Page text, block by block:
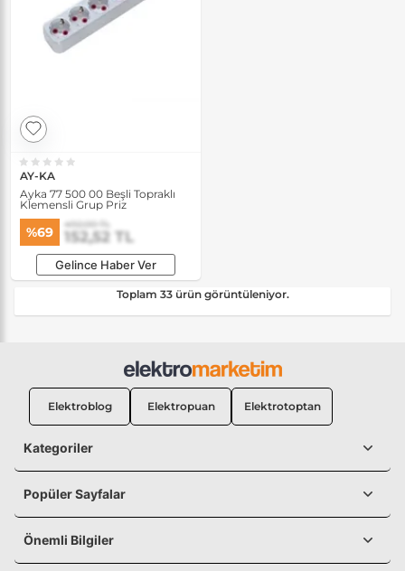
AY-KA
Ayka 77 500 00 Beşli Topraklı
Klemensli Grup Priz
%69 492,00 TL
152,52 TL
Gelince Haber Ver
Toplam 33 ürün görüntüleniyor.
Elektroblog Elektropuan Elektrotoptan
Kategoriler
Popüler Sayfalar
Önemli Bilgiler